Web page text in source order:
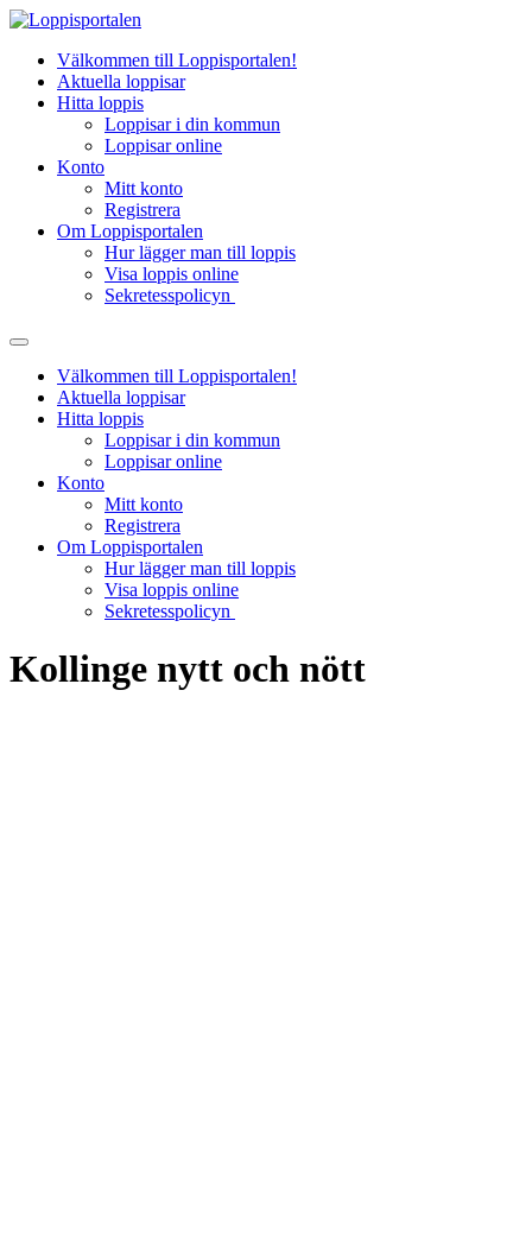
Hoppa
innehållVälkommen till Loppisportalen!
Aktuella loppisar
Hitta loppis
Loppisar i din kommun
Loppisar online
Konto
Mitt konto
Registrera
Om Loppisportalen
Hur lägger man till loppis
Visa loppis online
Sekretesspolicyn
Välkommen till Loppisportalen!
Aktuella loppisar
Hitta loppis
Loppisar i din kommun
Loppisar online
Konto
Mitt konto
Registrera
Om Loppisportalen
Hur lägger man till loppis
Visa loppis online
Sekretesspolicyn
Kollinge nytt och nött